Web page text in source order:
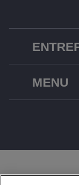
MENU